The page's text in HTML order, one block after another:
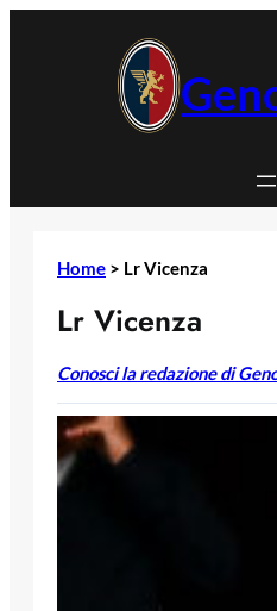
Home > Lr Vicenza
Lr Vicenza
Conosci la redazione di